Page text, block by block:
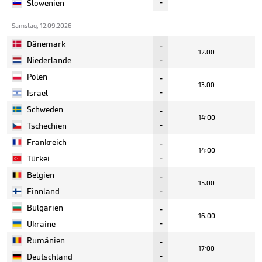
Slowenien
Samstag, 12.09.2026
Dänemark
Niederlande
-
-
12:00
Polen
Israel
-
-
13:00
Schweden
Tschechien
-
-
14:00
Frankreich
Türkei
-
-
14:00
Belgien
Finnland
-
-
15:00
Bulgarien
Ukraine
-
-
16:00
Rumänien
Deutschland
-
-
17:00